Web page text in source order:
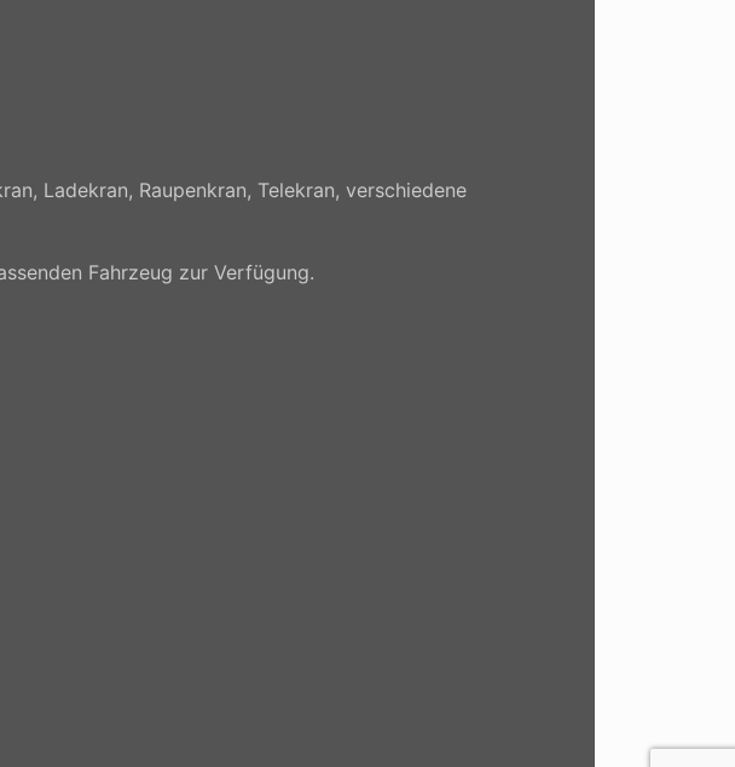
Ladekran, Raupenkran, Telekran, verschiedene
Fahrzeug zur Verfügung.